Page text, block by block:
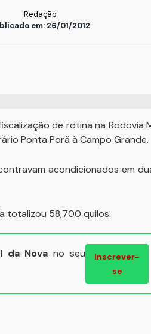
Redação
em: 26/01/2012
de rotina na Rodovia
Ponta Porã à Campo Grande.
acondicionados em
totalizou 58,700 quilos.
da Nova no seu
Inscrever-
se